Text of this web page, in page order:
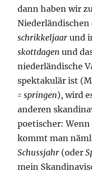
dann haben wir
schrikkeljaar und
skottdagen und
niederländische
spektakulär ist
= springen), wird
anderen
poetischer:
kommt man
Schussjahr (oder
mein